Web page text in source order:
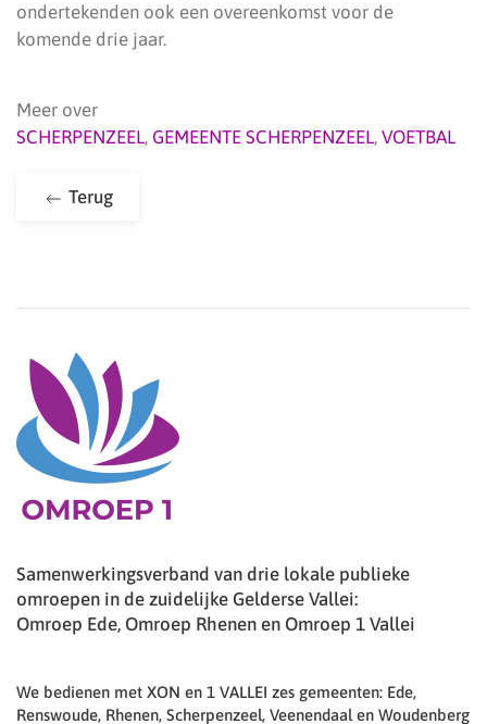
ondertekenden ook een overeenkomst voor de
komende drie jaar.
Meer over
SCHERPENZEEL, GEMEENTE SCHERPENZEEL, VOETBAL
Terug
Samenwerkingsverband van drie lokale publieke
omroepen in de zuidelijke Gelderse Vallei:
Omroep Ede, Omroep Rhenen en Omroep 1 Vallei
We bedienen met XON en 1 VALLEI zes gemeenten: Ede,
Renswoude, Rhenen, Scherpenzeel, Veenendaal en Woudenberg